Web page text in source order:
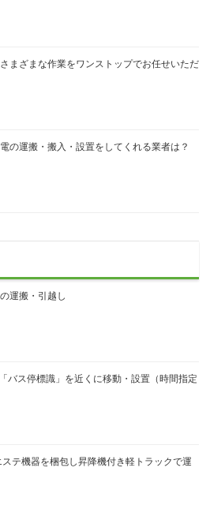
まざまな作業をワンストップでお任せいただ
の運搬・搬入・設置をしてくれる業者は？
運搬・引越し
バス停標識」を近くに移動・設置（時間指定
テ機器を梱包し昇降機付き軽トラックで運